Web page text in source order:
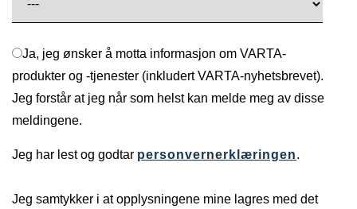
Ja, jeg ønsker å motta informasjon om VARTA-
produkter og -tjenester (inkludert VARTA-nyhetsbrevet).
Jeg forstår at jeg når som helst kan melde meg av disse
meldingene.
Jeg har lest og godtar personvernerklæringen.
Jeg samtykker i at opplysningene mine lagres med det